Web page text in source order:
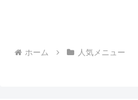
ホーム 人気メニュー